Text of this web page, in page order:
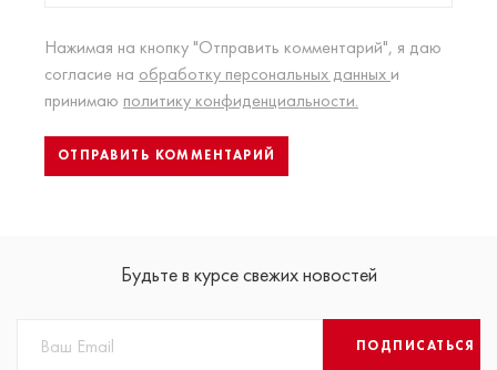
Нажимая на кнопку "Отправить комментарий", я даю
согласие на обработку персональных данных и
принимаю политику конфиденциальности.
Будьте в курсе свежих новостей
ПОДПИСАТЬСЯ